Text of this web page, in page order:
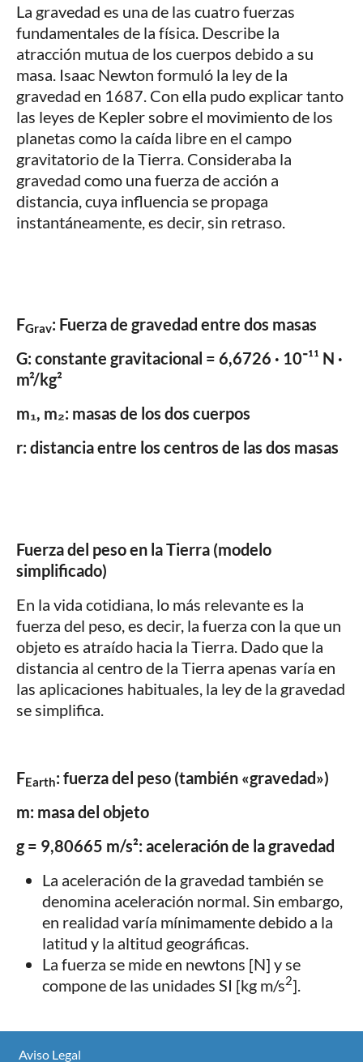
La gravedad es una de las cuatro fuerzas
fundamentales de la física. Describe la
atracción mutua de los cuerpos debido a su
masa. Isaac Newton formuló la ley de la
gravedad en 1687. Con ella pudo explicar tanto
las leyes de Kepler sobre el movimiento de los
planetas como la caída libre en el campo
gravitatorio de la Tierra. Consideraba la
gravedad como una fuerza de acción a
distancia, cuya influencia se propaga
instantáneamente, es decir, sin retraso.
FGrav: Fuerza de gravedad entre dos masas
G: constante gravitacional = 6,6726 · 10⁻¹¹ N ·
m²/kg²
m₁, m₂: masas de los dos cuerpos
r: distancia entre los centros de las dos masas
Fuerza del peso en la Tierra (modelo
simplificado)
En la vida cotidiana, lo más relevante es la
fuerza del peso, es decir, la fuerza con la que un
objeto es atraído hacia la Tierra. Dado que la
distancia al centro de la Tierra apenas varía en
las aplicaciones habituales, la ley de la gravedad
se simplifica.
FEarth: fuerza del peso (también «gravedad»)
m: masa del objeto
g = 9,80665 m/s²: aceleración de la gravedad
La aceleración de la gravedad también se
denomina aceleración normal. Sin embargo,
en realidad varía mínimamente debido a la
latitud y la altitud geográficas.
La fuerza se mide en newtons [N] y se
compone de las unidades SI [kg m/s2].
Aviso Legal